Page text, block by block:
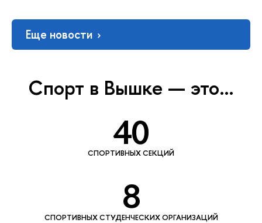
Еще новости
Спорт в Вышке — это…
40
СПОРТИВНЫХ СЕКЦИЙ
8
СПОРТИВНЫХ СТУДЕНЧЕСКИХ ОРГАНИЗАЦИЙ